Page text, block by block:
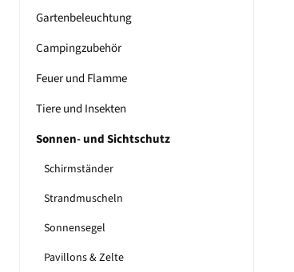
Gartenbeleuchtung
Campingzubehör
Feuer und Flamme
Tiere und Insekten
Sonnen- und Sichtschutz
Schirmständer
Strandmuscheln
Sonnensegel
Pavillons & Zelte